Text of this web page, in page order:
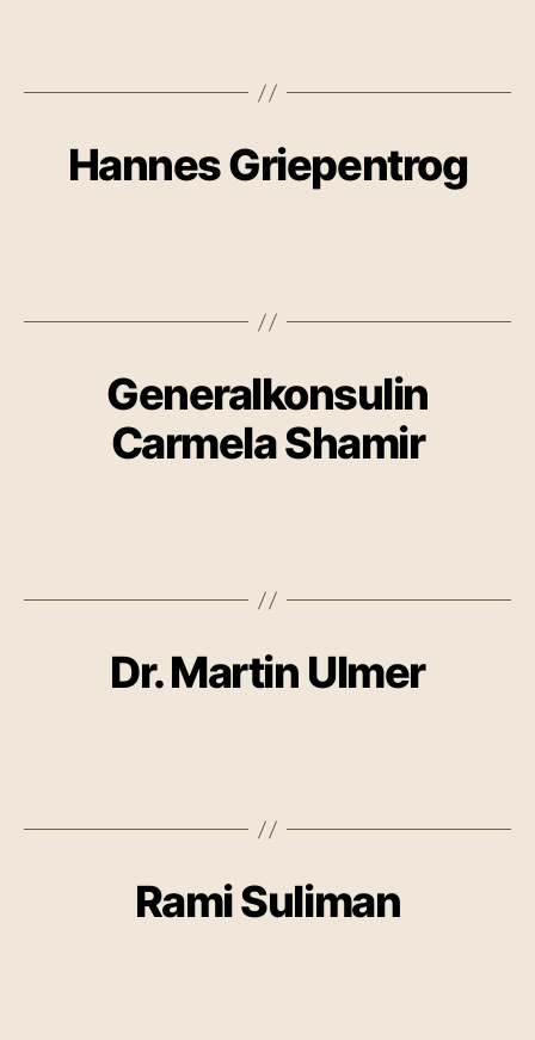
Hannes Griepentrog
Generalkonsulin
Carmela Shamir
Dr. Martin Ulmer
Rami Suliman